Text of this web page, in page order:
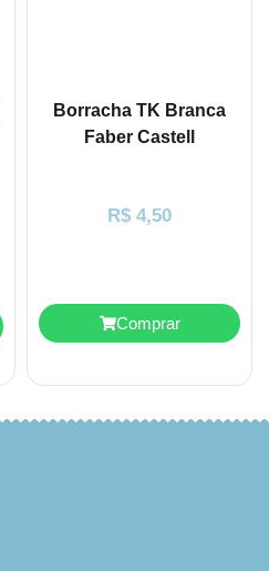
Borracha TK Branca
Faber Castell
R$ 4,50
Comprar